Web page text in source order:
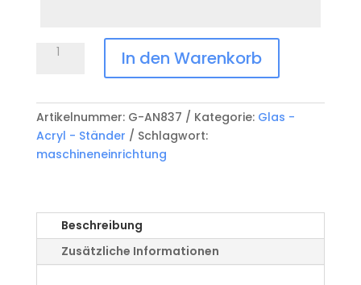
Glasständer
AN837
Menge
In den Warenkorb
Artikelnummer: G-AN837 Kategorie: Glas -
Acryl - Ständer
Schlagwort:
maschineneinrichtung
Beschreibung
Zusätzliche Informationen